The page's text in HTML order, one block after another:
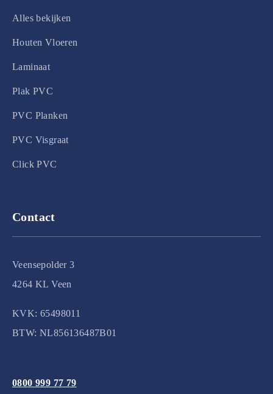
Alles bekijken
Houten Vloeren
Laminaat
Plak PVC
PVC Planken
PVC Visgraat
Click PVC
Contact
Veensepolder 3
4264 KL Veen
KVK: 65498011
BTW: NL856136487B01
0800 999 77 79